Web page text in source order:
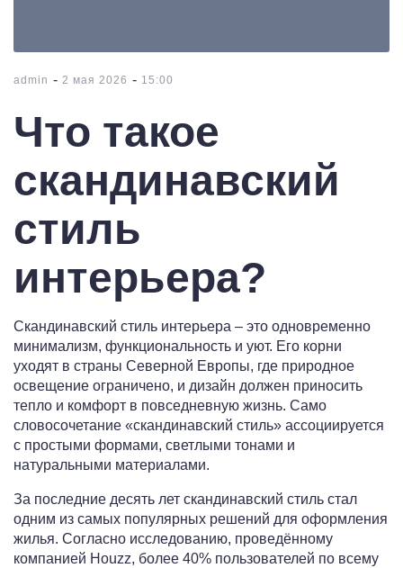
admin - 2 мая 2026 - 15:00
Что такое
скандинавский
стиль
интерьера?
Скандинавский стиль интерьера – это одновременно
минимализм, функциональность и уют. Его корни
уходят в страны Северной Европы, где природное
освещение ограничено, и дизайн должен приносить
тепло и комфорт в повседневную жизнь. Само
словосочетание «скандинавский стиль» ассоциируется
с простыми формами, светлыми тонами и
натуральными материалами.
За последние десять лет скандинавский стиль стал
одним из самых популярных решений для оформления
жилья. Согласно исследованию, проведённому
компанией Houzz, более 40% пользователей по всему